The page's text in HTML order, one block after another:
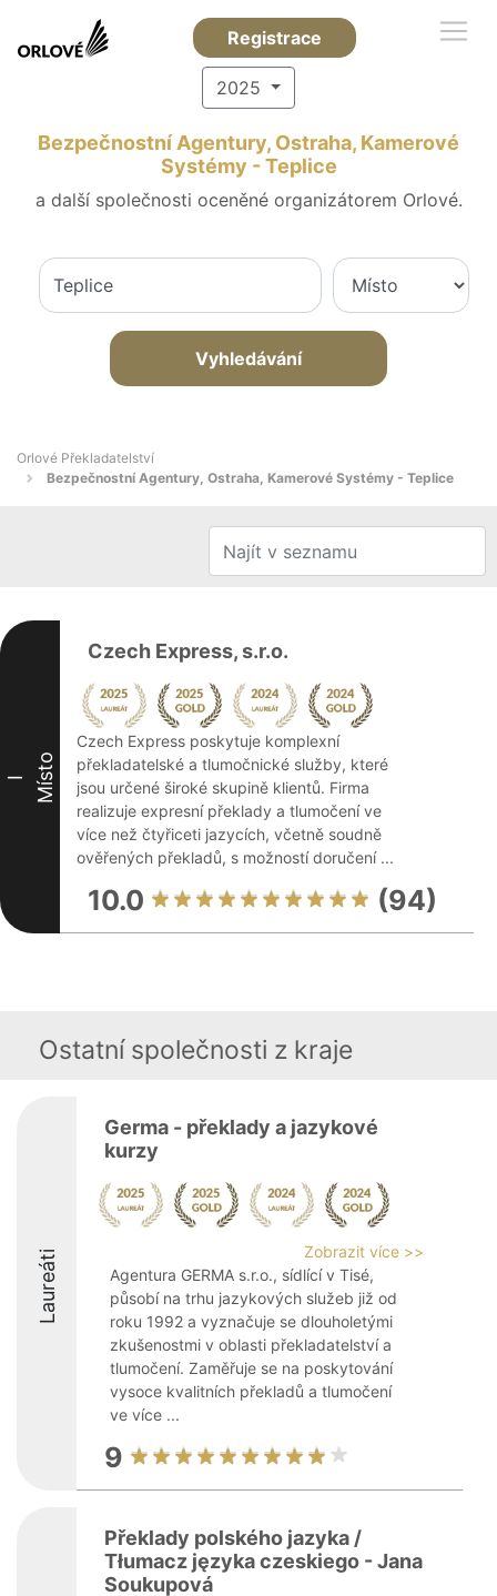
Registrace
2025
Bezpečnostní Agentury, Ostraha, Kamerové
Systémy - Teplice
a další společnosti oceněné organizátorem Orlové.
Vyhledávání
Orlové Překladatelství
Bezpečnostní Agentury, Ostraha, Kamerové Systémy - Teplice
I Místo
Czech Express, s.r.o.
Czech Express poskytuje komplexní
překladatelské a tlumočnické služby, které
jsou určené široké skupině klientů. Firma
realizuje expresní překlady a tlumočení ve
více než čtyřiceti jazycích, včetně soudně
ověřených překladů, s možností doručení ...
10.0 (94)
Ostatní společnosti z kraje
Laureáti
Germa - překlady a jazykové
kurzy
Zobrazit více >>
Agentura GERMA s.r.o., sídlící v Tisé,
působí na trhu jazykových služeb již od
roku 1992 a vyznačuje se dlouholetými
zkušenostmi v oblasti překladatelství a
tlumočení. Zaměřuje se na poskytování
vysoce kvalitních překladů a tlumočení
ve více ...
9
Překlady polského jazyka /
Tłumacz języka czeskiego - Jana
Soukupová